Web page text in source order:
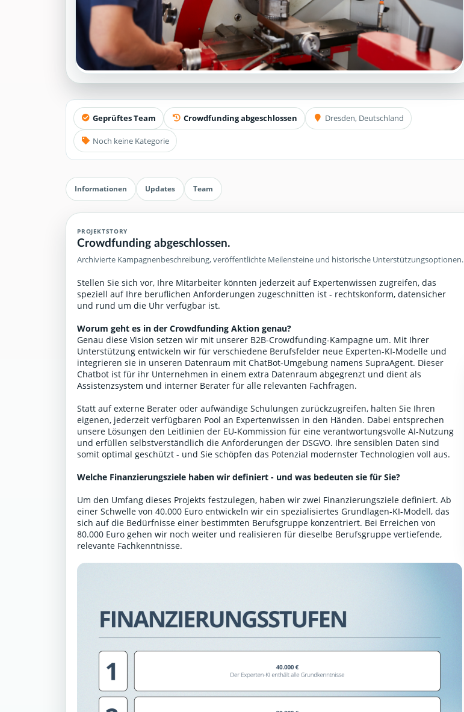
Geprüftes Team Crowdfunding abgeschlossen Dresden, Deutschland
Noch keine Kategorie
Informationen Updates Team
PROJEKTSTORY
Crowdfunding abgeschlossen.
Archivierte Kampagnenbeschreibung, veröffentlichte Meilensteine und historische Unterstützungsoptionen.
Stellen Sie sich vor, Ihre Mitarbeiter könnten jederzeit auf Expertenwissen zugreifen, das
speziell auf Ihre beruflichen Anforderungen zugeschnitten ist - rechtskonform, datensicher
und rund um die Uhr verfügbar ist.
Worum geht es in der Crowdfunding Aktion genau?
Genau diese Vision setzen wir mit unserer B2B-Crowdfunding-Kampagne um. Mit Ihrer
Unterstützung entwickeln wir für verschiedene Berufsfelder neue Experten-KI-Modelle und
integrieren sie in unseren Datenraum mit ChatBot-Umgebung namens SupraAgent. Dieser
Chatbot ist für ihr Unternehmen in einem extra Datenraum abgegrenzt und dient als
Assistenzsystem und interner Berater für alle relevanten Fachfragen.
Statt auf externe Berater oder aufwändige Schulungen zurückzugreifen, halten Sie Ihren
eigenen, jederzeit verfügbaren Pool an Expertenwissen in den Händen. Dabei entsprechen
unsere Lösungen den Leitlinien der EU-Kommission für eine verantwortungsvolle AI-Nutzung
und erfüllen selbstverständlich die Anforderungen der DSGVO. Ihre sensiblen Daten sind
somit optimal geschützt - und Sie schöpfen das Potenzial modernster Technologien voll aus.
Welche Finanzierungsziele haben wir definiert - und was bedeuten sie für Sie?
Um den Umfang dieses Projekts festzulegen, haben wir zwei Finanzierungsziele definiert. Ab
einer Schwelle von 40.000 Euro entwickeln wir ein spezialisiertes Grundlagen-KI-Modell, das
sich auf die Bedürfnisse einer bestimmten Berufsgruppe konzentriert. Bei Erreichen von
80.000 Euro gehen wir noch weiter und realisieren für dieselbe Berufsgruppe vertiefende,
relevante Fachkenntnisse.